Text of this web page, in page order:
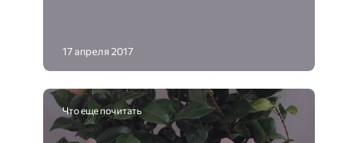
17 апреля 2017
Что еще почитать